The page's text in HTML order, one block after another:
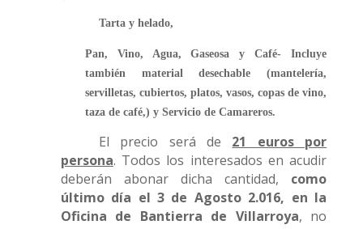
Tarta y helado,
Pan, Vino, Agua, Gaseosa y Café- Incluye
también material desechable (mantelería,
servilletas, cubiertos, platos, vasos, copas de vino,
taza de café,) y Servicio de Camareros.
El precio será de 21 euros por
persona. Todos los interesados en acudir
deberán abonar dicha cantidad, como
último día el 3 de Agosto 2.016, en la
Oficina de Bantierra de Villarroya, no